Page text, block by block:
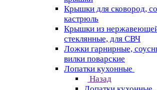
Крышки для сковород,
кастрюль
Крышки из
стеклянные, для СВЧ
Ложки гарнирные,
вилки поварские
Лопатки кухонные
Назад